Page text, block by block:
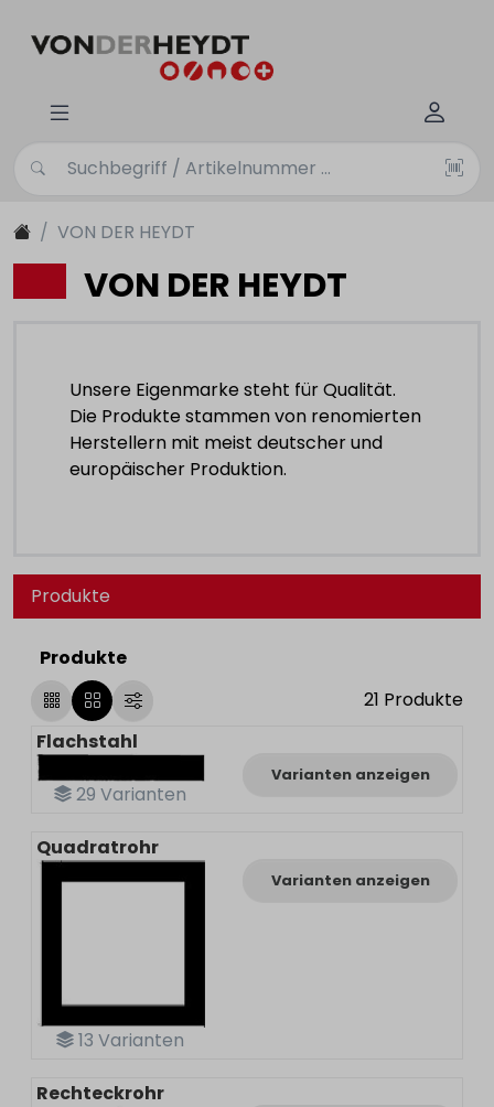
VON DER HEYDT
VON DER HEYDT
Unsere Eigenmarke steht für Qualität.
Die Produkte stammen von renomierten
Herstellern mit meist deutscher und
europäischer Produktion.
Produkte
Produkte
21 Produkte
29 Varianten
Flachstahl
Varianten anzeigen
13 Varianten
Quadratrohr
Varianten anzeigen
Rechteckrohr